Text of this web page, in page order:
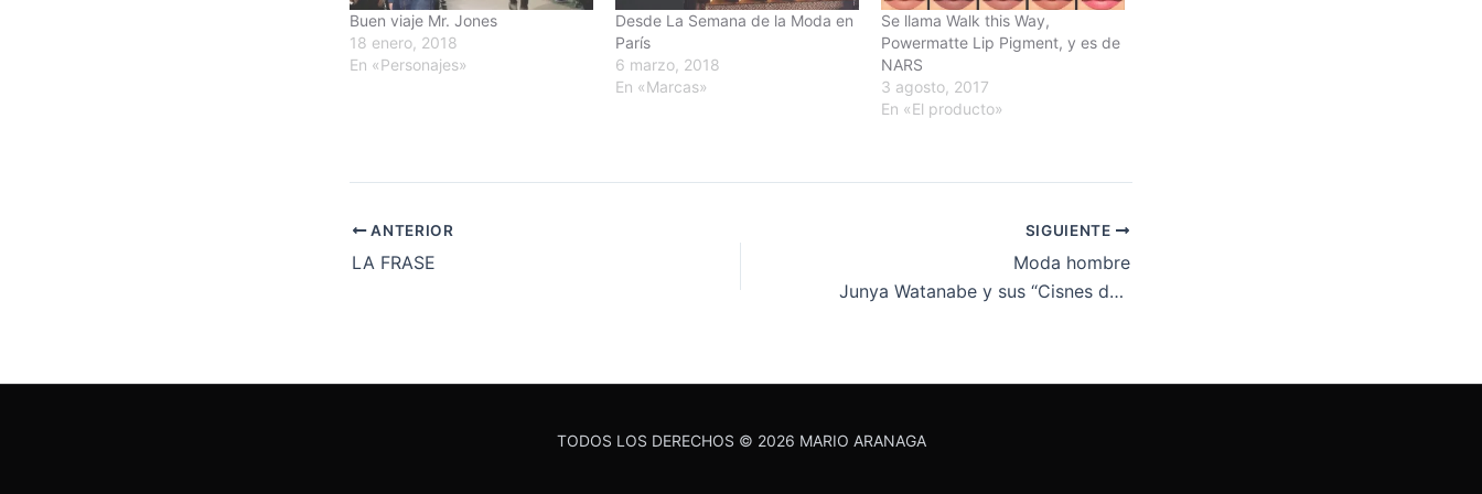
Buen viaje Mr. Jones
18 enero, 2018
En «Personajes»
Desde La Semana de la Moda en
París
6 marzo, 2018
En «Marcas»
Se llama Walk this Way,
Powermatte Lip Pigment, y es de
NARS
3 agosto, 2017
En «El producto»
ANTERIOR
LA FRASE
SIGUIENTE
Moda hombre
Junya Watanabe y sus “Cisnes de plata”
TODOS LOS DERECHOS © 2026 MARIO ARANAGA